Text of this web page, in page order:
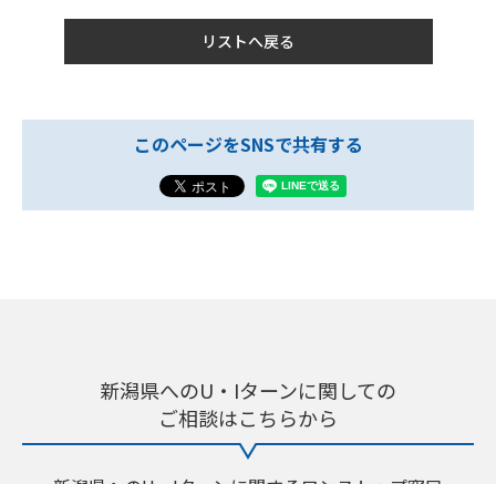
リストへ戻る
このページをSNSで共有する
新潟県へのU・Iターンに関しての
ご相談はこちらから